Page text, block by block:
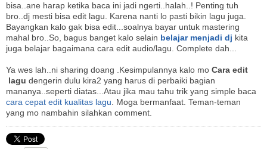
bisa..ane harap ketika baca ini jadi ngerti..halah..! Penting tuh
bro..dj mesti bisa edit lagu. Karena nanti lo pasti bikin lagu juga.
Bayangkan kalo gak bisa edit...soalnya bayar untuk mastering
mahal bro..So, bagus banget kalo selain belajar menjadi dj kita
juga belajar bagaimana cara edit audio/lagu. Complete dah...
Ya wes lah..ni sharing doang .Kesimpulannya kalo mo Cara edit
lagu dengerin dulu kira2 yang harus di perbaiki bagian
mananya..seperti diatas...Atau jika mau tahu trik yang simple baca
cara cepat edit kualitas lagu . Moga bermanfaat. Teman-teman
yang mo nambahin silahkan comment.